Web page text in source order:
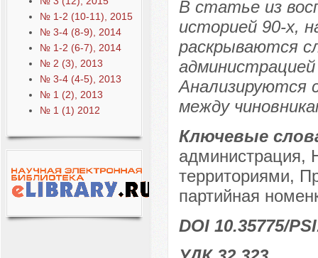
№ 1-2 (10-11), 2015
№ 3-4 (8-9), 2014
№ 1-2 (6-7), 2014
№ 2 (3), 2013
№ 3-4 (4-5), 2013
№ 1 (2), 2013
№ 1 (1) 2012
В статье из
историей 90-х,
раскрываются
Анализируются
между
Ключевые
администрация,
территориями,
партийная
DOI 10.35775/